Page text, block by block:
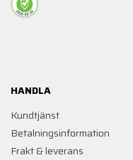
HANDLA
Kundtjänst
Betalningsinformation
Frakt & leverans